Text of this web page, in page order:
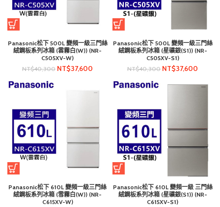
Panasonic松下 500L 變頻一級三門絲
絨鋼板系列冰箱 (雲霧白(W)) (NR-
C505XV-W)
NT$40,300 NT$37,600
Panasonic松下 500L 變頻一級三門絲
絨鋼板系列冰箱 (星礦銀(S1)) (NR-
C505XV-S1)
NT$40,300 NT$37,600
Panasonic松下 610L 變頻一級三門絲
絨鋼板系列冰箱 (雪霧白(W)) (NR-
C615XV-W)
Panasonic松下 610L 變頻一級 三門絲
絨鋼板系列冰箱 (星礦銀(S1)) (NR-
C615XV-S1)